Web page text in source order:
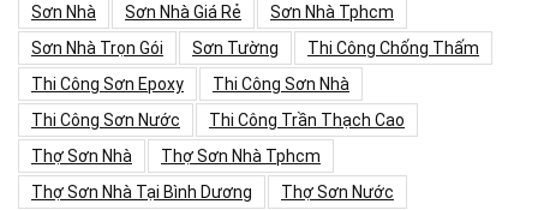
Sơn Nhà
Sơn Nhà Giá Rẻ
Sơn Nhà Tphcm
Sơn Nhà Trọn Gói
Sơn Tường
Thi Công Chống Thấm
Thi Công Sơn Epoxy
Thi Công Sơn Nhà
Thi Công Sơn Nước
Thi Công Trần Thạch Cao
Thợ Sơn Nhà
Thợ Sơn Nhà Tphcm
Thợ Sơn Nhà Tại Bình Dương
Thợ Sơn Nước